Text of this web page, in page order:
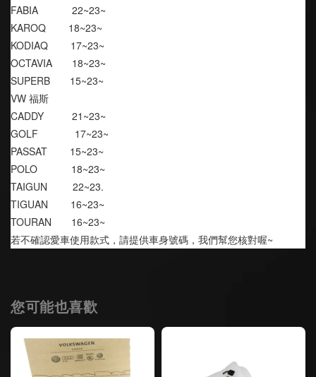
FABIA            22~23~
KAROQ        18~23~
KODIAQ        17~23~
OCTAVIA       18~23~
SUPERB       15~23~
VW 福斯
CADDY          21~23~
GOLF             17~23~
PASSAT        15~23~
POLO            18~23~
TAIGUN         22~23.
TIGUAN        16~23~
TOURAN       16~23~
若不確認愛車使用款式，請提供車身號碼，我們幫您核對喔~
您可能也喜歡